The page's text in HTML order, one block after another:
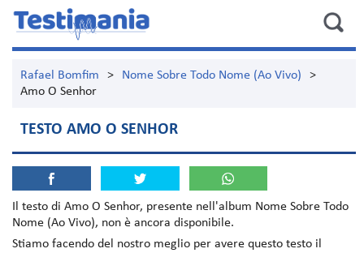
Rafael Bomfim > Nome Sobre Todo Nome (Ao Vivo)
>
Amo O Senhor
TESTO AMO O SENHOR
Il testo di Amo O Senhor, presente nell'album Nome Sobre Todo
Nome (Ao Vivo), non è ancora disponibile.
Stiamo facendo del nostro meglio per avere questo testo il